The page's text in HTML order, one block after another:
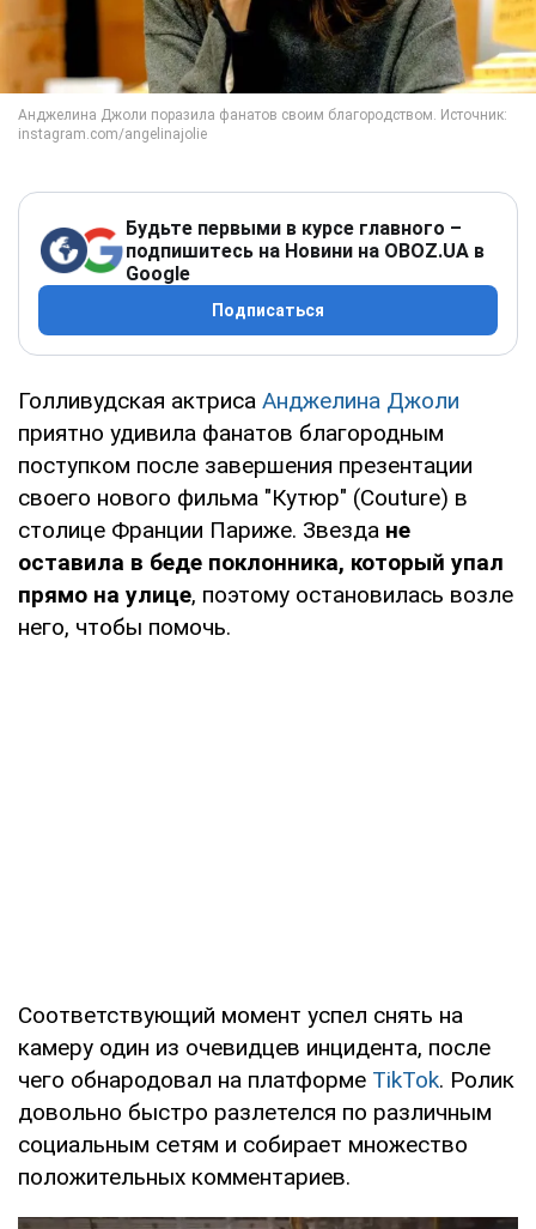
Будьте первыми в курсе главного –
подпишитесь на Новини на OBOZ.UA в
Google
Подписаться
Голливудская актриса Анджелина Джоли
приятно удивила фанатов благородным
поступком после завершения презентации
своего нового фильма "Кутюр" (Couture) в
столице Франции Париже. Звезда не
оставила в беде поклонника, который упал
прямо на улице, поэтому остановилась возле
него, чтобы помочь.
Соответствующий момент успел снять на
камеру один из очевидцев инцидента, после
чего обнародовал на платформе TikTok. Ролик
довольно быстро разлетелся по различным
социальным сетям и собирает множество
положительных комментариев.